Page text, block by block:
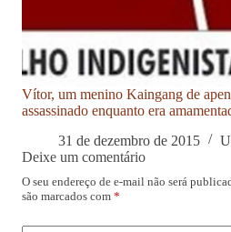
Vítor, um menino Kaingang de
assassinado enquanto era
31 de dezembro de 2015
Deixe um comentário
O seu endereço de e-mail não será
são marcados com *